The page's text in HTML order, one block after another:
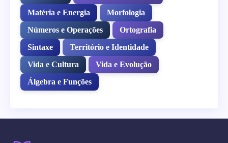
Matéria e Energia
Morfologia
Números e Operações
Ortografia
Sintaxe
Território e Identidade
Vida e Cultura
Vida e Evolução
Álgebra e Funções